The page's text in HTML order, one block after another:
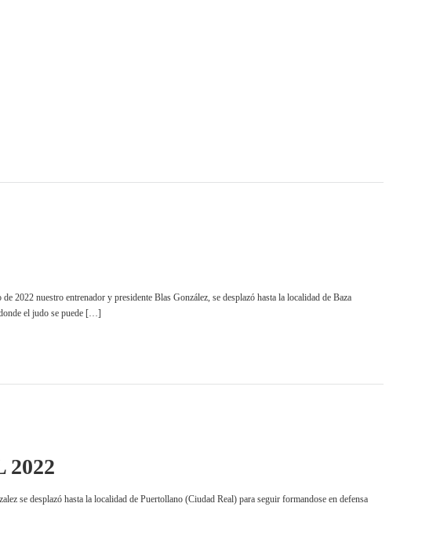
nuestro entrenador y presidente Blas González, se desplazó hasta la localidad de Baza
el judo se puede […]
2022
hasta la localidad de Puertollano (Ciudad Real) para seguir formandose en defensa